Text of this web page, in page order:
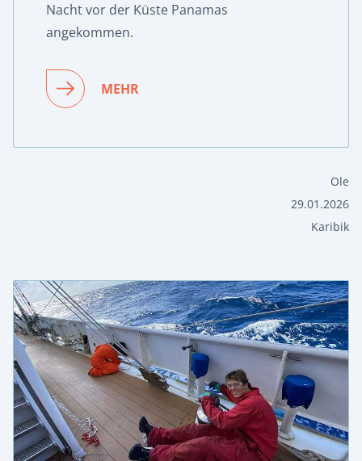
Nacht vor der Küste Panamas
angekommen.
MEHR
Ole
29.01.2026
Karibik